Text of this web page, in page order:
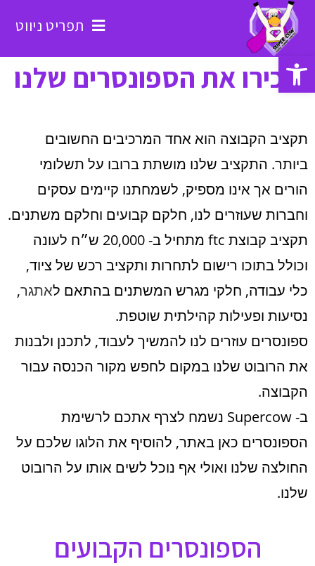
פתח סרגל נגישות
תפריט ניווט
הכירו את הספונסרים שלנו
תקציב הקבוצה הוא אחד המרכיבים החשובים
ביותר. התקציב שלנו מושתת ברובו על תשלומי
הורים אך אינו מספיק, לשמחתנו קיימים עסקים
וחברות שעוזרים לנו, חלקם קבועים וחלקם משתנים.
תקציב קבוצת ftc מתחיל ב- 20,000 ש״ח לעונה
וכולל בתוכו רישום לתחרות ותקציב רכש של ציוד,
כלי עבודה, חלקי מגרש המשתנים בהתאם לאתגר,
נסיעות ופעילות קהילתית שוטפת.
ספונסרים עוזרים לנו להמשיך לעבוד, לתכנן ולבנות
את הרובוט שלנו במקום לחפש מקור הכנסה עבור
הקבוצה.
ב- Supercow נשמח לצרף אתכם לרשימת
הספונסרים כאן באתר, להוסיף את הלוגו שלכם על
החולצה שלנו ואולי אף נוכל לשים אותו על הרובוט
שלנו.
הספונסרים הקבועים